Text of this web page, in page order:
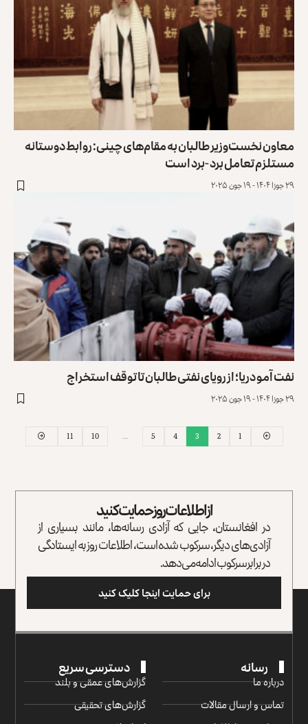
معاون نخست‌وزیر طالبان به مقام‌های چینی: روابط دوستانه
مستلزم تعامل برد -برد است
۲۹ جوزا ۱۴۰۴ - ۱۹ جون ۲۰۲۵
نفت آمو دریا؛ از رویای نفتی طالبان تا توقف استخراج
۲۹ جوزا ۱۴۰۴ - ۱۹ جون ۲۰۲۵
1
2
3
4
5
…
10
11
از اطلاعات روز حمایت کنید
در افغانستان، جایی که آزادی رسانه‌ها، مانند بسیاری از
آزادی‌های دیگر، سرکوب شده است، اطلاعات روز به ایستادگی
در برابر سرکوب ادامه می‌دهد.
برای حمایت اینجا کلیک کنید
رسانه
درباره ما
تماس و ارسال مقالات
دسترسی سریع
گزارش‌‌های عمقی و بلند
گزارش‌های تحقیقی